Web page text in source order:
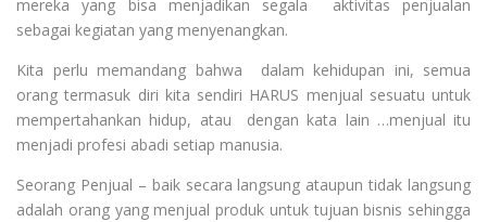
mereka yang bisa menjadikan segala aktivitas penjualan
sebagai kegiatan yang menyenangkan.
Kita perlu memandang bahwa dalam kehidupan ini, semua
orang termasuk diri kita sendiri HARUS menjual sesuatu untuk
mempertahankan hidup, atau dengan kata lain …menjual itu
menjadi profesi abadi setiap manusia.
Seorang Penjual – baik secara langsung ataupun tidak langsung
adalah orang yang menjual produk untuk tujuan bisnis sehingga